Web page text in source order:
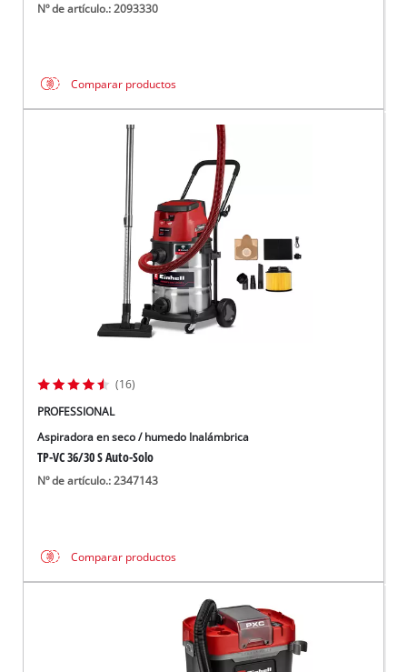
Nº de artículo.: 2093330
Comparar productos
(16)
PROFESSIONAL
Aspiradora en seco / humedo Inalámbrica
TP-VC 36/30 S Auto-Solo
Nº de artículo.: 2347143
Comparar productos